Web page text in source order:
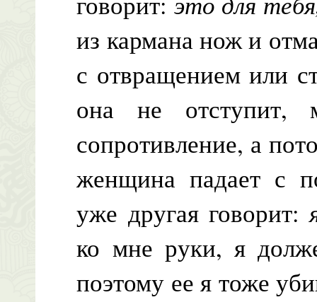
из кармана нож и
с отвращением или
она не отступит,
сопротивление, а
женщина падает с
уже другая говорит:
ко мне руки, я
поэтому ее я тоже